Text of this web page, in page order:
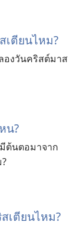
เตียนไหม?
องวันคริสต์มาส
น?
มีต้นตอมาจาก
เตียนไหม?